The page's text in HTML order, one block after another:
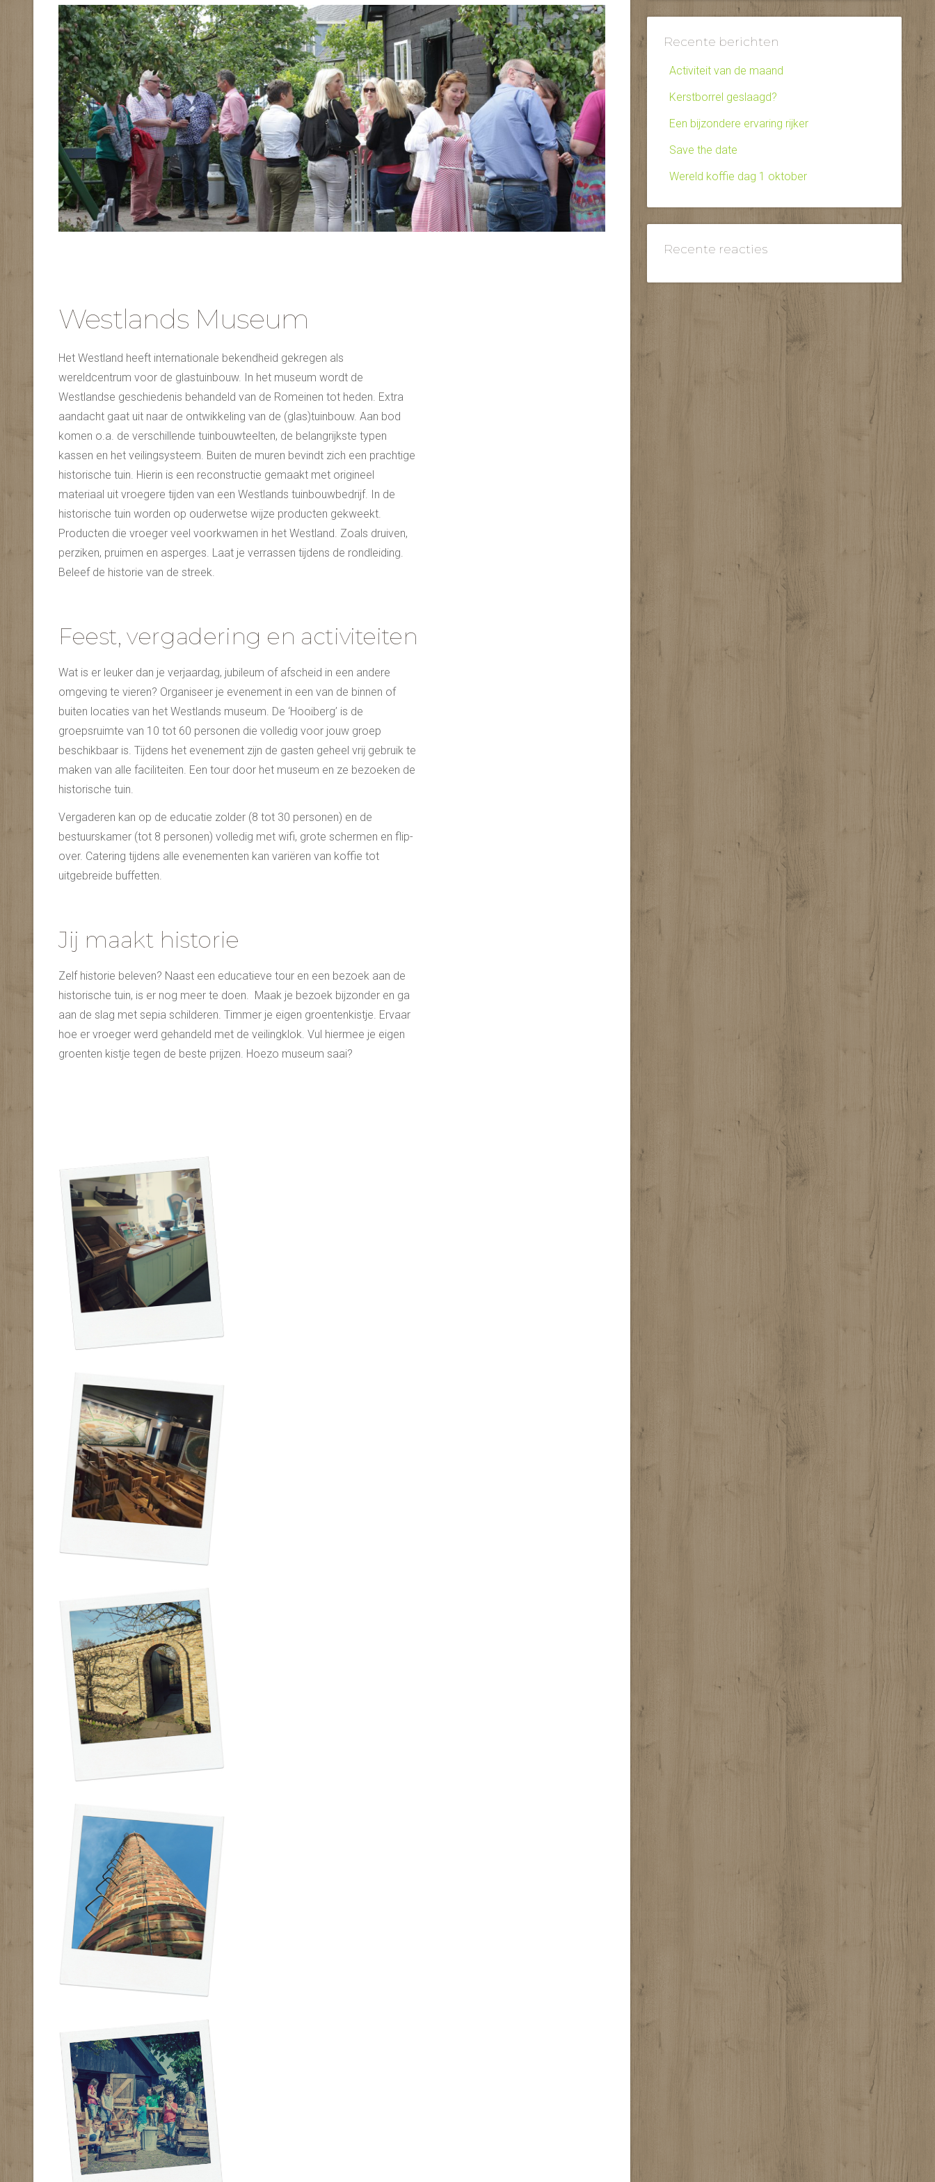
Westlands Museum
Het Westland heeft internationale bekendheid gekregen als
wereldcentrum voor de glastuinbouw. In het museum wordt de
Westlandse geschiedenis behandeld van de Romeinen tot heden. Extra
aandacht gaat uit naar de ontwikkeling van de (glas)tuinbouw. Aan bod
komen o.a. de verschillende tuinbouwteelten, de belangrijkste typen
kassen en het veilingsysteem. Buiten de muren bevindt zich een prachtige
historische tuin. Hierin is een reconstructie gemaakt met origineel
materiaal uit vroegere tijden van een Westlands tuinbouwbedrijf. In de
historische tuin worden op ouderwetse wijze producten gekweekt.
Producten die vroeger veel voorkwamen in het Westland. Zoals druiven,
perziken, pruimen en asperges. Laat je verrassen tijdens de rondleiding.
Beleef de historie van de streek.
Feest, vergadering en activiteiten
Wat is er leuker dan je verjaardag, jubileum of afscheid in een andere
omgeving te vieren? Organiseer je evenement in een van de binnen of
buiten locaties van het Westlands museum. De ‘Hooiberg’ is de
groepsruimte van 10 tot 60 personen die volledig voor jouw groep
beschikbaar is. Tijdens het evenement zijn de gasten geheel vrij gebruik te
maken van alle faciliteiten. Een tour door het museum en ze bezoeken de
historische tuin.
Vergaderen kan op de educatie zolder (8 tot 30 personen) en de
bestuurskamer (tot 8 personen) volledig met wifi, grote schermen en flip-
over. Catering tijdens alle evenementen kan variëren van koffie tot
uitgebreide buffetten.
Jij maakt historie
Zelf historie beleven? Naast een educatieve tour en een bezoek aan de
historische tuin, is er nog meer te doen. Maak je bezoek bijzonder en ga
aan de slag met sepia schilderen. Timmer je eigen groentenkistje. Ervaar
hoe er vroeger werd gehandeld met de veilingklok. Vul hiermee je eigen
groenten kistje tegen de beste prijzen. Hoezo museum saai?
Recente berichten
Activiteit van de maand
Kerstborrel geslaagd?
Een bijzondere ervaring rijker
Save the date
Wereld koffie dag 1 oktober
Recente reacties